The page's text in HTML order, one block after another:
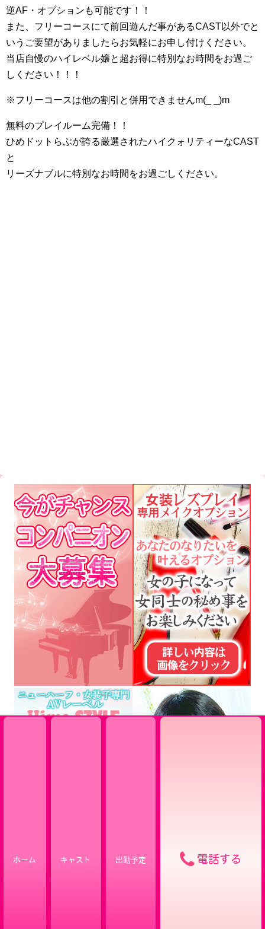
逆AF・オプションも可能です！！
また、フリーコースにて前回遊んだ事があるCAST以外でと
いうご要望がありましたらお気軽にお申し付けください。
当店自慢のハイレベル嬢と超お得に特別なお時間をお過ご
しください！！！
※フリーコースは他の割引と併用できませんm(_ _)m
無料のプレイルーム完備！！
ひめドットらぶが誇る厳選されたハイクォリティーなCAST
と
リーズナブルに特別なお時間をお過ごしください。
ホーム キャスト 出勤予定 電話する